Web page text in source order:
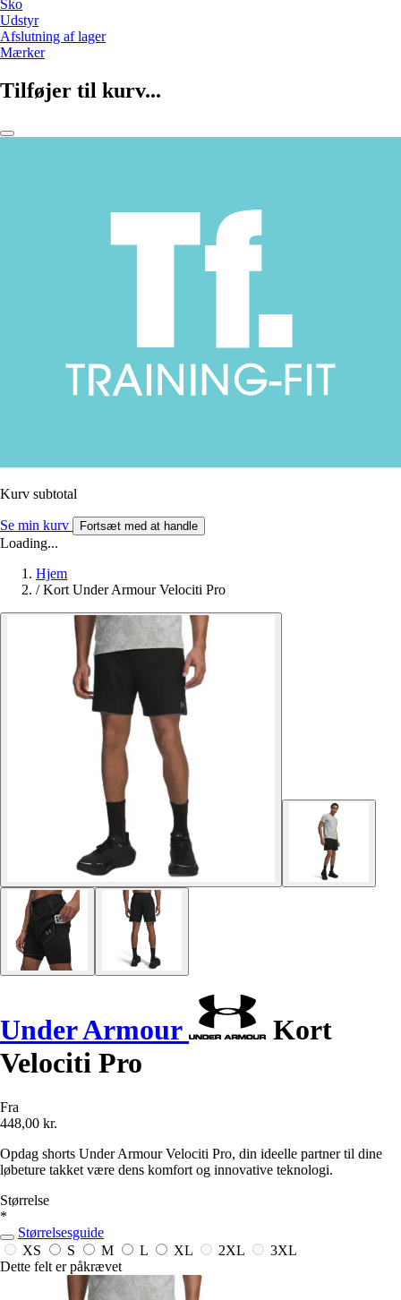
Sko
Udstyr
Afslutning af lager
Mærker
Tilføjer til kurv...
Kurv subtotal
Se min kurv Fortsæt med at handle
Loading...
Hjem
/ Kort Under Armour Velociti Pro
Under Armour
Kort
Velociti Pro
Fra
448,00 kr.
Opdag shorts Under Armour Velociti Pro, din ideelle partner til dine
løbeture takket være dens komfort og innovative teknologi.
Størrelse
*
Størrelsesguide
XS
S M L XL 2XL
3XL
Dette felt er påkrævet